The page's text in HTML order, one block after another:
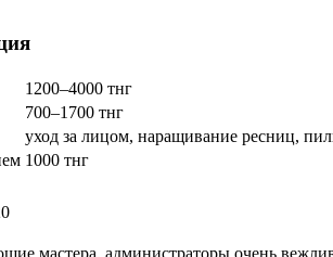
1200–4000 тнг
700–1700 тнг
уход за лицом, наращивание ресниц,
1000 тнг
мастера, администраторы очень